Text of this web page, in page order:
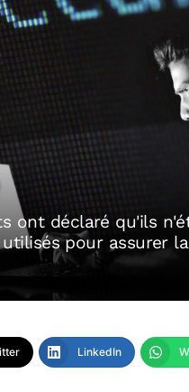
ont déclaré qu'ils
pour assurer
LinkedIn